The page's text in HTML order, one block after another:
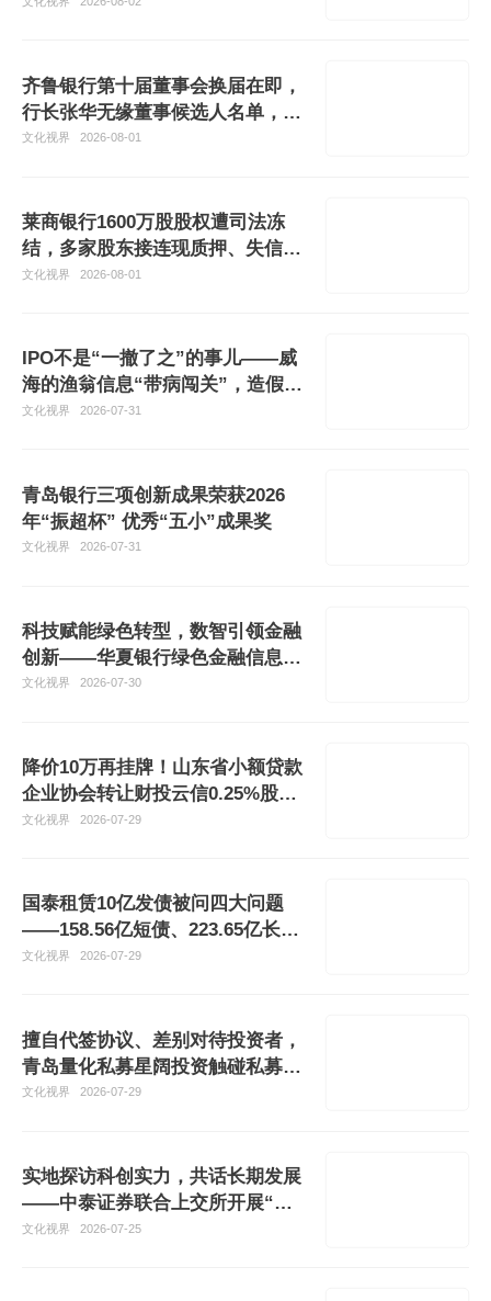
齐鲁银行第十届董事会换届在即，
行长张华无缘董事候选人名单，行
长交接
文化视界 2026-08-01
莱商银行1600万股股权遭司法冻
结，多家股东接连现质押、失信、
大额被执
文化视界 2026-08-01
IPO不是“一撤了之”的事儿——威
海的渔翁信息“带病闯关”，造假四
年主动撤回材料仍被重罚1790万
文化视界 2026-07-31
青岛银行三项创新成果荣获2026
年“振超杯” 优秀“五小”成果奖
文化视界 2026-07-31
科技赋能绿色转型，数智引领金融
创新——华夏银行绿色金融信息化
实施显成效
文化视界 2026-07-30
降价10万再挂牌！山东省小额贷款
企业协会转让财投云信0.25%股
权，底价已至40万元
文化视界 2026-07-29
国泰租赁10亿发债被问四大问题
——158.56亿短债、223.65亿长期
应收款引监管关注
文化视界 2026-07-29
擅自代签协议、差别对待投资者，
青岛量化私募星阔投资触碰私募合
规红线收监管警示函
文化视界 2026-07-29
实地探访科创实力，共话长期发展
——中泰证券联合上交所开展“我
是股东”活动，走进沪市上市公司
文化视界 2026-07-25